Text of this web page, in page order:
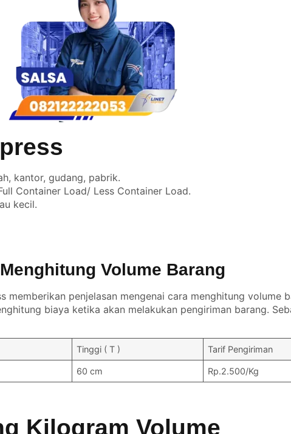
kantor, gudang, pabrik.
Container Load/ Less Container Load.
kecil.
Volume Barang
memberikan penjelasan mengenai cara menghitung volume
biaya ketika akan melakukan pengiriman barang.
Tinggi ( T ) Tarif Pengiriman
60 cm Rp.2.500/Kg
Kilogram Volume